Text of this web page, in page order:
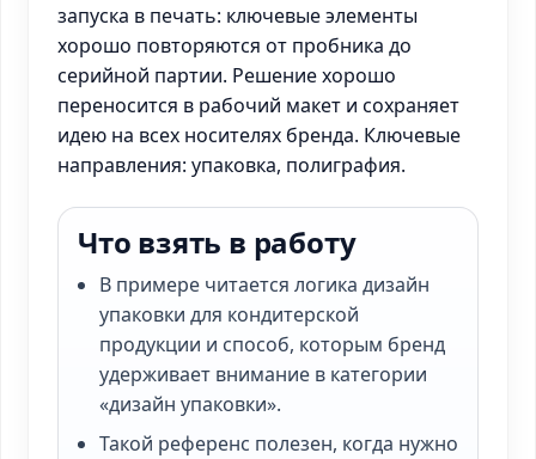
запуска в печать: ключевые элементы
хорошо повторяются от пробника до
серийной партии. Решение хорошо
переносится в рабочий макет и сохраняет
идею на всех носителях бренда. Ключевые
направления: упаковка, полиграфия.
Что взять в работу
В примере читается логика дизайн
упаковки для кондитерской
продукции и способ, которым бренд
удерживает внимание в категории
«дизайн упаковки».
Такой референс полезен, когда нужно